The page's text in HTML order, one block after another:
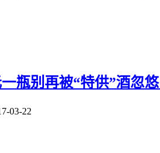
瓶别再被“特供”酒忽
03-22